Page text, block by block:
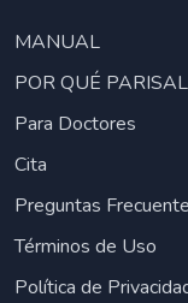
MANUAL
POR QUÉ
Para Doctores
Cita
Preguntas
Términos de Uso
Política de